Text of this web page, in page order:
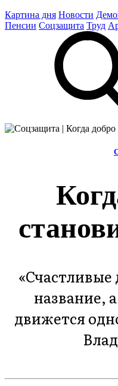
Картина дня Новости
Пенсии Соцзащита Труд
название,
движется